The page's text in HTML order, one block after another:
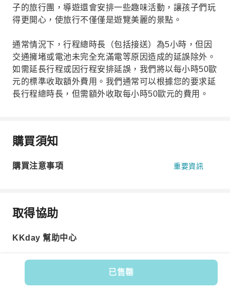
已售罄
子的旅行團，導遊還會安排一些趣味活動，讓孩子們玩
得更開心，使旅行不僅僅是遊覽美麗的景點。
通常情況下，行程總時長（包括接送）為5小時，但因
交通擁堵或電池未完全充滿電等原因造成的延誤除外。
如需延長行程或因行程安排延誤，我們將以每小時50歐
元的標準收取額外費用。我們通常可以根據您的要求延
長行程總時長，但需額外收取每小時50歐元的費用。
購買須知
購買注意事項 重要資訊
取得協助
KKday 幫助中心
商品編號: 585407